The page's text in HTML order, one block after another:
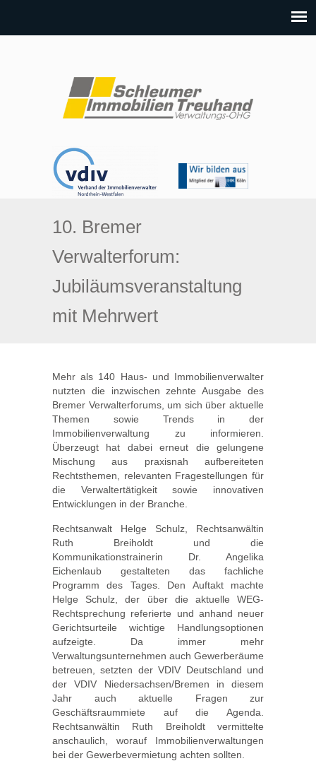
10. Bremer
Verwalterforum:
Jubiläumsveranstaltung
mit Mehrwert
Mehr als 140 Haus- und Immobilienverwalter
nutzten die inzwischen zehnte Ausgabe des
Bremer Verwalterforums, um sich über aktuelle
Themen sowie Trends in der
Immobilienverwaltung zu informieren.
Überzeugt hat dabei erneut die gelungene
Mischung aus praxisnah aufbereiteten
Rechtsthemen, relevanten Fragestellungen für
die Verwaltertätigkeit sowie innovativen
Entwicklungen in der Branche.
Rechtsanwalt Helge Schulz, Rechtsanwältin
Ruth Breiholdt und die
Kommunikationstrainerin Dr. Angelika
Eichenlaub gestalteten das fachliche
Programm des Tages. Den Auftakt machte
Helge Schulz, der über die aktuelle WEG-
Rechtsprechung referierte und anhand neuer
Gerichtsurteile wichtige Handlungsoptionen
aufzeigte. Da immer mehr
Verwaltungsunternehmen auch Gewerberäume
betreuen, setzten der VDIV Deutschland und
der VDIV Niedersachsen/Bremen in diesem
Jahr auch aktuelle Fragen zur
Geschäftsraummiete auf die Agenda.
Rechtsanwältin Ruth Breiholdt vermittelte
anschaulich, worauf Immobilienverwaltungen
bei der Gewerbevermietung achten sollten.